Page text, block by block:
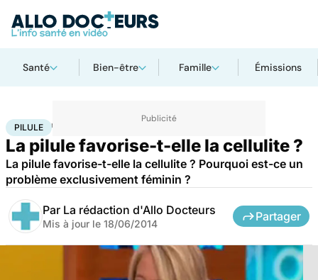
Santé Bien-être Famille Émissions
AccueilSanté
PILULE
La pilule favorise-t-elle la cellulite ?
La pilule favorise-t-elle la cellulite ? Pourquoi est-ce un
problème exclusivement féminin ?
Par La rédaction d'Allo Docteurs
Mis à jour le 18/06/2014
Partager